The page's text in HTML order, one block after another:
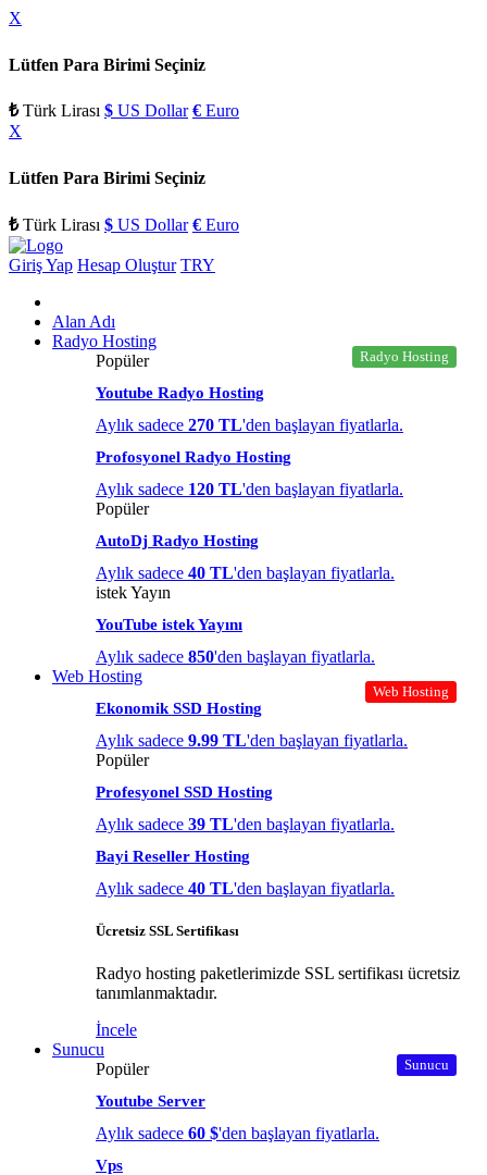
X
Lütfen Para Birimi Seçiniz
₺Türk Lirası $ US Dollar € Euro
X
Lütfen Para Birimi Seçiniz
₺Türk Lirası $ US Dollar € Euro
Giriş Yap Hesap Oluştur TRY
Alan Adı
Radyo Hosting
Radyo Hosting
Popüler
Youtube Radyo Hosting
Aylık sadece 270 TL'den başlayan fiyatlarla.
Profosyonel Radyo Hosting
Aylık sadece 120 TL'den başlayan fiyatlarla.
Popüler
AutoDj Radyo Hosting
Aylık sadece 40 TL'den başlayan fiyatlarla.
istek Yayın
YouTube istek Yayını
Aylık sadece 850'den başlayan fiyatlarla.
Web Hosting
Web Hosting
Ekonomik SSD Hosting
Aylık sadece 9.99 TL'den başlayan fiyatlarla.
Popüler
Profesyonel SSD Hosting
Aylık sadece 39 TL'den başlayan fiyatlarla.
Bayi Reseller Hosting
Aylık sadece 40 TL'den başlayan fiyatlarla.
Ücretsiz SSL Sertifikası
Radyo hosting paketlerimizde SSL sertifikası ücretsiz
tanımlanmaktadır.
İncele
Sunucu
Sunucu
Popüler
Youtube Server
Aylık sadece 60 $'den başlayan fiyatlarla.
Vps